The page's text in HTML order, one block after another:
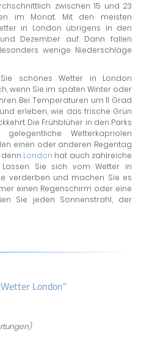
zwischen 15 und 23
im Monat. Mit den meisten
in London übrigens in den
Dezember auf. Dann fallen
wenige Niederschläge
schönes Wetter in London
wenn Sie im späten Winter oder
Bei Temperaturen um 11 Grad
erleben, wie das frische Grün
Die Frühblüher in den Parks
Wetterkapriolen
einen oder anderen Regentag
London hat auch zahlreiche
Sie sich vom Wetter in
verderben und machen Sie es
einen Regenschirm oder eine
Sie jeden Sonnenstrahl, der
London"